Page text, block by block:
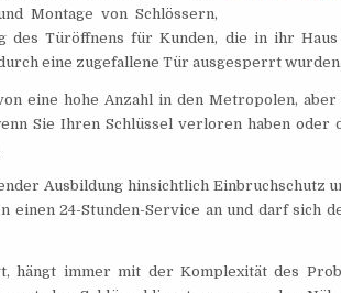
Montage von Schlössern,
des Türöffnens für Kunden, die in ihr
eine zugefallene Tür ausgesperrt wurden.
eine hohe Anzahl in den Metropolen,
Sie Ihren Schlüssel verloren haben
Ausbildung hinsichtlich Einbruchschutz
24-Stunden-Service an und darf sich
hängt immer mit der Komplexität des